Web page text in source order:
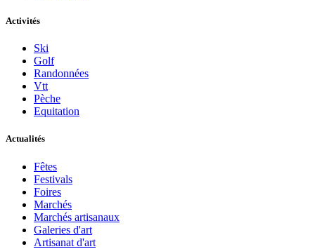
Activités
Ski
Golf
Randonnées
Vtt
Pèche
Equitation
Actualités
Fêtes
Festivals
Foires
Marchés
Marchés artisanaux
Galeries d'art
Artisanat d'art